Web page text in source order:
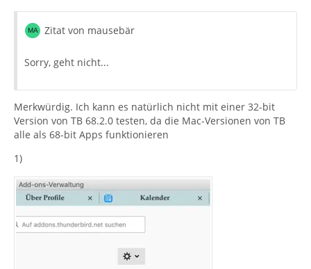
Zitat von mausebär
Sorry, geht nicht...
Merkwürdig. Ich kann es natürlich nicht mit einer 32-bit
Version von TB 68.2.0 testen, da die Mac-Versionen von TB
alle als 68-bit Apps funktionieren
1)